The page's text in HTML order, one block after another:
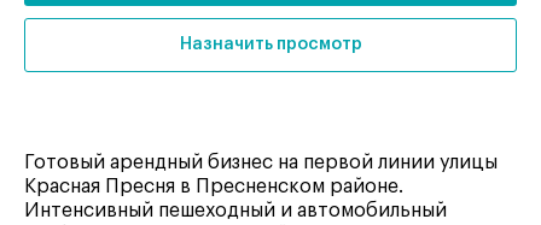
Назначить просмотр
Готовый арендный бизнес на первой линии улицы
Красная Пресня в Пресненском районе.
Интенсивный пешеходный и автомобильный